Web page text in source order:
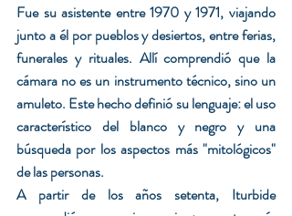
Fue su asistente entre 1970 y 1971, viajando
junto a él por pueblos y desiertos, entre ferias,
funerales y rituales. Allí comprendió que la
cámara no es un instrumento técnico, sino un
amuleto. Este hecho definió su lenguaje: el uso
característico del blanco y negro y una
búsqueda por los aspectos más "mitológicos"
de las personas.
A partir de los años setenta, Iturbide